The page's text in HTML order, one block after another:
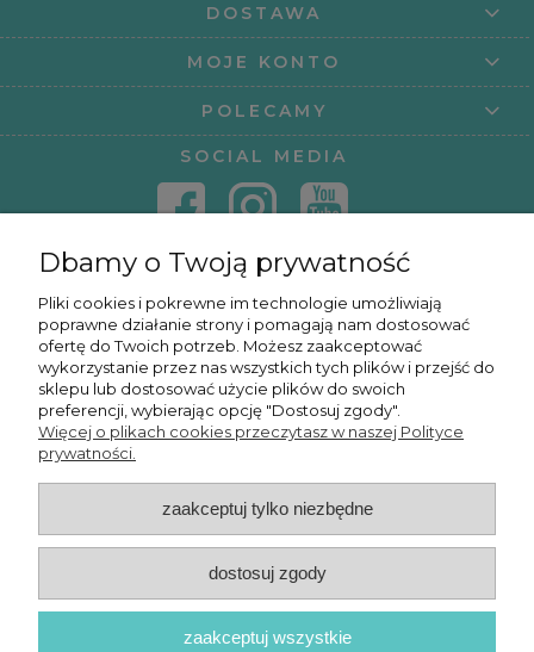
DOSTAWA
MOJE KONTO
POLECAMY
SOCIAL MEDIA
KURSY ONLINE
OSMPOWER SP. Z O.O.
POKAŻ PEŁNĄ WERSJĘ STRONY
© 2026 OSMPower - Wszelkie prawa zastrzeżone
Dbamy o Twoją prywatność
Pliki cookies i pokrewne im technologie umożliwiają
poprawne działanie strony i pomagają nam dostosować
ofertę do Twoich potrzeb. Możesz zaakceptować
wykorzystanie przez nas wszystkich tych plików i przejść do
sklepu lub dostosować użycie plików do swoich
preferencji, wybierając opcję "Dostosuj zgody".
Więcej o plikach cookies przeczytasz w naszej Polityce
prywatności.
zaakceptuj tylko niezbędne
dostosuj zgody
zaakceptuj wszystkie